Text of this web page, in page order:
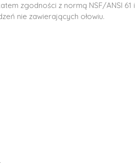
zgodności z normą NSF/ANSI 61 i
nie zawierających ołowiu.